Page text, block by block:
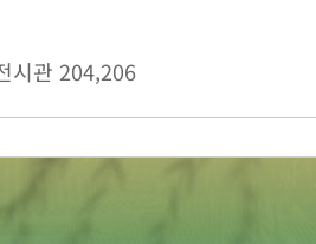
시관 204,206